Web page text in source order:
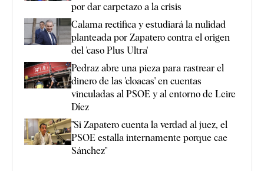
por dar carpetazo a la crisis
Calama rectifica y estudiará la nulidad
planteada por Zapatero contra el origen
del 'caso Plus Ultra'
Pedraz abre una pieza para rastrear el
dinero de las 'cloacas' en cuentas
vinculadas al PSOE y al entorno de Leire
Díez
"Si Zapatero cuenta la verdad al juez, el
PSOE estalla internamente porque cae
Sánchez"